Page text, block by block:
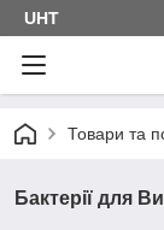
UHT
Товари та
Бактерії для